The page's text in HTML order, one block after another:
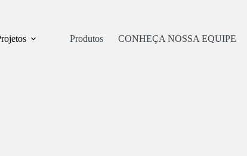
Produtos CONHEÇA NOSSA EQUIPE